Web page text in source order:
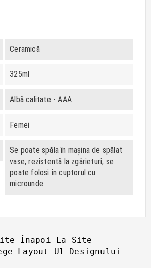
Ceramică
325ml
Albă calitate - AAA
Femei
Se poate spăla în mașina de spălat
vase, rezistentă la zgârieturi, se
poate folosi în cuptorul cu
microunde
Înapoi La Site